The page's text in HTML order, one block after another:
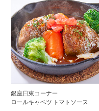
銀座日東コーナー
ロールキャベツ トマトソース